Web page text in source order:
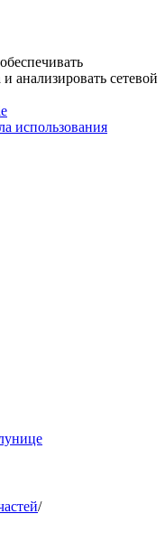
анализировать сетевой
использования
/